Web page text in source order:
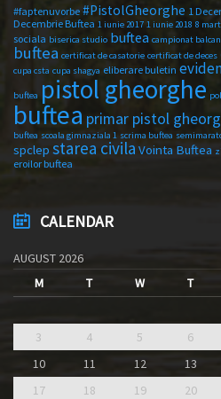
#faptenuvorbe #PistolGheorghe 1
Decembrie Buftea 1 iunie 2017 1 iunie 2018 8
sociala biserica studio buftea campionat
buftea certificat de casatorie certificat de deces
cupa csta cupa shagya eliberare buletin
buftea pistol gheorghe
buftea primar pistol
buftea scoala gimnaziala 1 scrima buftea
spclep starea civila Vointa Buftea
eroilor buftea
CALENDAR
AUGUST 2026
M
T W T
3
4 5 6
10
11 12 13
17
18 19 20